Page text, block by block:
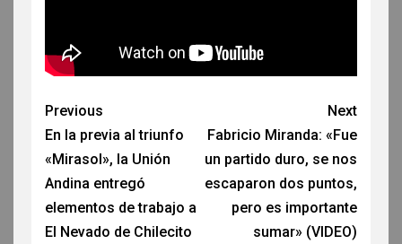
Previous
En la previa al triunfo
«Mirasol», la Unión
Andina entregó
elementos de trabajo a
El Nevado de Chilecito
Next
Fabricio Miranda: «Fue
un partido duro, se nos
escaparon dos puntos,
pero es importante
sumar» (VIDEO)